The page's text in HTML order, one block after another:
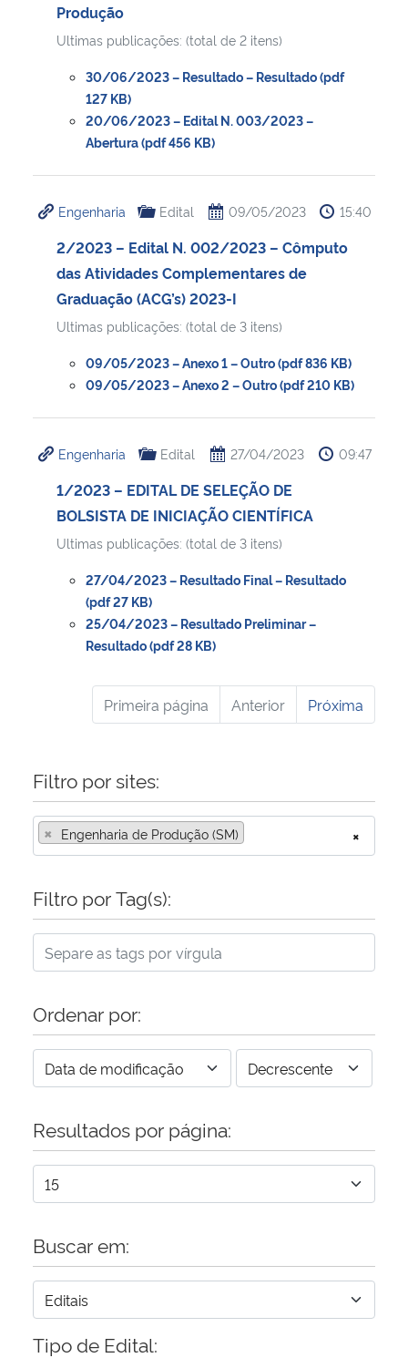
Produção
Ultimas publicações: (total de 2 itens)
30/06/2023 – Resultado – Resultado (pdf
127 KB)
20/06/2023 – Edital N. 003/2023 –
Abertura (pdf 456 KB)
Engenharia Edital 09/05/2023 15:40
2/2023 – Edital N. 002/2023 – Cômputo
das Atividades Complementares de
Graduação (ACG’s) 2023-I
Ultimas publicações: (total de 3 itens)
09/05/2023 – Anexo 1 – Outro (pdf 836 KB)
09/05/2023 – Anexo 2 – Outro (pdf 210 KB)
Engenharia Edital 27/04/2023 09:47
1/2023 – EDITAL DE SELEÇÃO DE
BOLSISTA DE INICIAÇÃO CIENTÍFICA
Ultimas publicações: (total de 3 itens)
27/04/2023 – Resultado Final – Resultado
(pdf 27 KB)
25/04/2023 – Resultado Preliminar –
Resultado (pdf 28 KB)
Primeira página Anterior Próxima
Filtro por sites:
×
× Engenharia de Produção (SM)
Filtro por Tag(s):
Ordenar por:
Resultados por página:
Buscar em:
Tipo de Edital: